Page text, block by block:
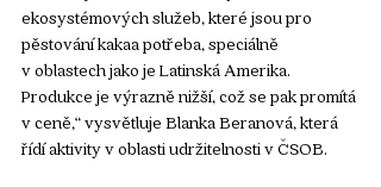
ekosystémových služeb, které jsou pro
pěstování kakaa potřeba, speciálně
v oblastech jako je Latinská Amerika.
Produkce je výrazně nižší, což se pak promítá
v ceně,“ vysvětluje Blanka Beranová, která
řídí aktivity v oblasti udržitelnosti v ČSOB.